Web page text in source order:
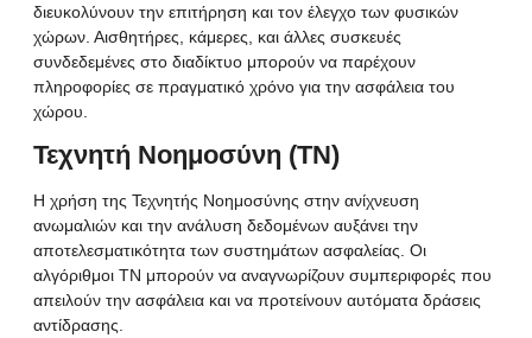
διευκολύνουν την επιτήρηση και τον έλεγχο των φυσικών
χώρων. Αισθητήρες, κάμερες, και άλλες συσκευές
συνδεδεμένες στο διαδίκτυο μπορούν να παρέχουν
πληροφορίες σε πραγματικό χρόνο για την ασφάλεια του
χώρου.
Τεχνητή Νοημοσύνη (ΤΝ)
Η χρήση της Τεχνητής Νοημοσύνης στην ανίχνευση
ανωμαλιών και την ανάλυση δεδομένων αυξάνει την
αποτελεσματικότητα των συστημάτων ασφαλείας. Οι
αλγόριθμοι ΤΝ μπορούν να αναγνωρίζουν συμπεριφορές που
απειλούν την ασφάλεια και να προτείνουν αυτόματα δράσεις
αντίδρασης.